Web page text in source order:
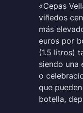
«Cepas
viñedos
más
euros por
(1.5 litros)
siendo una
o
que
botella,